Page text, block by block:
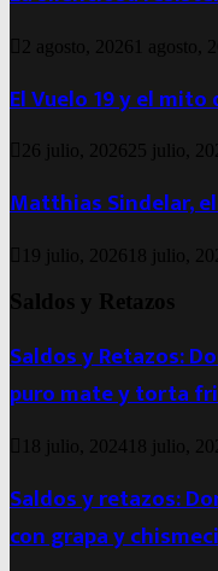
2 agosto, 2026 1 agosto,
El Vuelo 19 y el
26 julio, 2026 25 julio,
Matthias Sindelar,
19 julio, 2026 18 julio,
Saldos y Retazos
Saldos y Retazos:
puro mate y torta
18 julio, 2024 18 julio,
Saldos y retazos:
con grapa y